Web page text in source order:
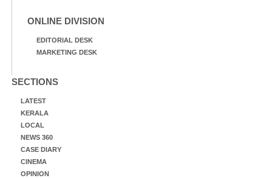
ONLINE DIVISION
EDITORIAL DESK
MARKETING DESK
SECTIONS
LATEST
KERALA
LOCAL
NEWS 360
CASE DIARY
CINEMA
OPINION